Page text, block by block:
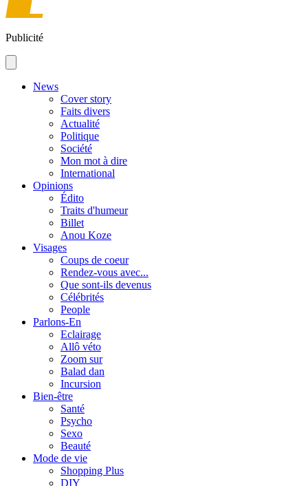
Publicité
News
Cover story
Faits divers
Actualité
Politique
Société
Mon mot à dire
International
Opinions
Édito
Traits d'humeur
Billet
Anou Koze
Visages
Coups de coeur
Rendez-vous avec...
Que sont-ils devenus
Célébrités
People
Parlons-En
Eclairage
Allô véto
Zoom sur
Balad dan
Incursion
Bien-être
Santé
Psycho
Sexo
Beauté
Mode de vie
Shopping Plus
DIY